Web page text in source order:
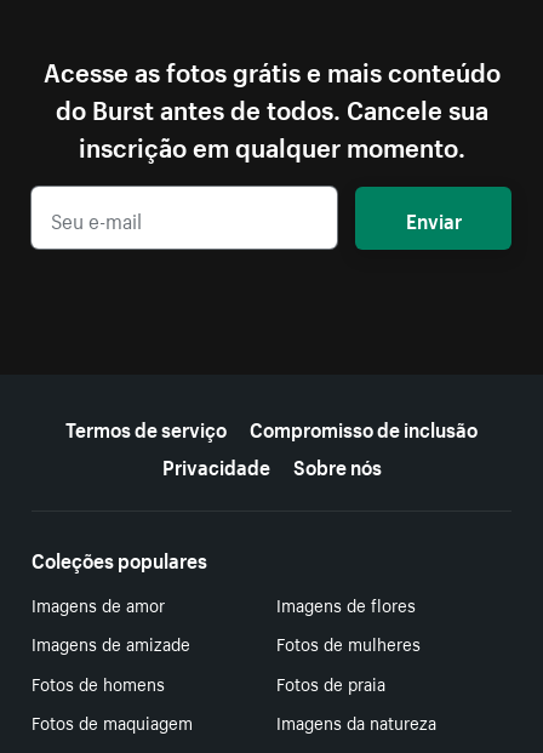
Acesse as fotos grátis e mais conteúdo
do Burst antes de todos. Cancele sua
inscrição em qualquer momento.
Enviar
Termos de serviço
Compromisso de inclusão
Privacidade
Sobre nós
Coleções populares
Imagens de amor
Imagens de flores
Imagens de amizade
Fotos de mulheres
Fotos de homens
Fotos de praia
Fotos de maquiagem
Imagens da natureza